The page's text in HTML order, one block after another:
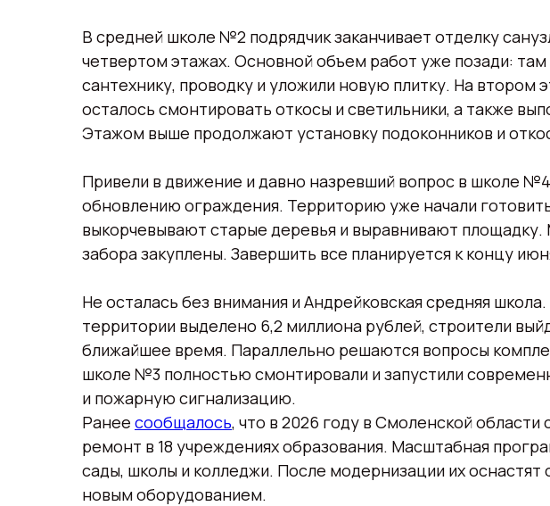
В средней школе №2 подрядчик заканчивает отделку
четвертом этажах. Основной объем работ уже позади:
сантехнику, проводку и уложили новую плитку. На втором
осталось смонтировать откосы и светильники, а также
Этажом выше продолжают установку подоконников и
Привели в движение и давно назревший вопрос в школе
обновлению ограждения. Территорию уже начали
выкорчевывают старые деревья и выравнивают площадку.
забора закуплены. Завершить все планируется к концу
Не осталась без внимания и Андрейковская средняя
территории выделено 6,2 миллиона рублей, строители
ближайшее время. Параллельно решаются вопросы
школе №3 полностью смонтировали и запустили
и пожарную сигнализацию.
Ранее сообщалось, что в 2026 году в Смоленской области
ремонт в 18 учреждениях образования. Масштабная
сады, школы и колледжи. После модернизации их
новым оборудованием.